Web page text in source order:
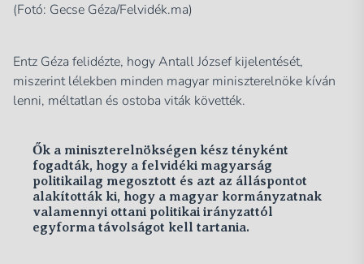
(Fotó: Gecse Géza/Felvidék.ma)
Entz Géza felidézte, hogy Antall József kijelentését,
miszerint lélekben minden magyar miniszterelnöke kíván
lenni, méltatlan és ostoba viták követték.
Ők a miniszterelnökségen kész tényként
fogadták, hogy a felvidéki magyarság
politikailag megosztott és azt az álláspontot
alakították ki, hogy a magyar kormányzatnak
valamennyi ottani politikai irányzattól
egyforma távolságot kell tartania.